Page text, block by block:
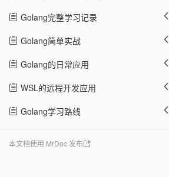
Golang完整学习记录
Golang简单实战
Golang的日常应用
WSL的远程开发应用
Golang学习路线
本文档使用 MrDoc 发布